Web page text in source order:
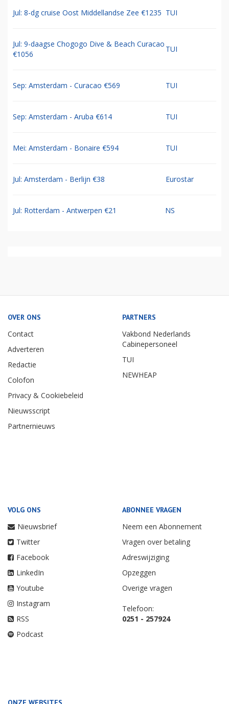
Jul: 8-dg cruise Oost Middellandse Zee €1235 TUI
Jul: 9-daagse Chogogo Dive & Beach Curacao
€1056
TUI
Sep: Amsterdam - Curacao €569 TUI
Sep: Amsterdam - Aruba €614 TUI
Mei: Amsterdam - Bonaire €594 TUI
Jul: Amsterdam - Berlijn €38 Eurostar
Jul: Rotterdam - Antwerpen €21 NS
OVER ONS
Contact
Adverteren
Redactie
Colofon
Privacy & Cookiebeleid
Nieuwsscript
Partnernieuws
PARTNERS
Vakbond Nederlands
Cabinepersoneel
TUI
NEWHEAP
VOLG ONS
Nieuwsbrief
Twitter
Facebook
LinkedIn
Youtube
Instagram
RSS
Podcast
ABONNEE VRAGEN
Neem een Abonnement
Vragen over betaling
Adreswijziging
Opzeggen
Overige vragen
Telefoon:
0251 - 257924